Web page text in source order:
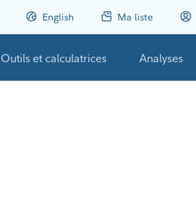
English Ma liste
Outils et calculatrices Analyses